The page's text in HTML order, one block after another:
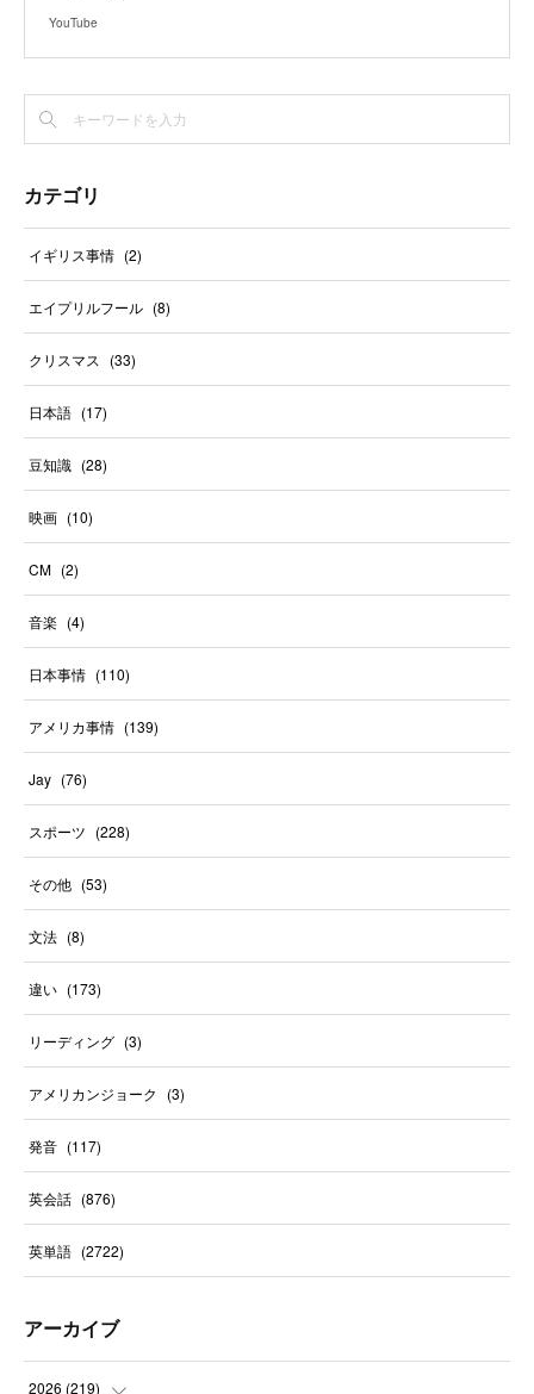
YouTube
カテゴリ
イギリス事情 (2)
エイプリルフール (8)
クリスマス (33)
日本語 (17)
豆知識 (28)
映画 (10)
CM (2)
音楽 (4)
日本事情 (110)
アメリカ事情 (139)
Jay (76)
スポーツ (228)
その他 (53)
文法 (8)
違い (173)
リーディング (3)
アメリカンジョーク (3)
発音 (117)
英会話 (876)
英単語 (2722)
アーカイブ
2026 (219)